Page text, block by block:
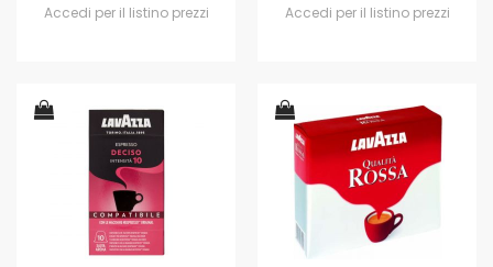
Accedi per il listino prezzi
Accedi per il listino prezzi